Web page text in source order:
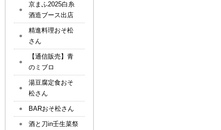
京まふ2025白糸
酒造ブース出店
精進料理おそ松
さん
【通信販売】青
のミブロ
湯豆腐定食おそ
松さん
BARおそ松さん
酒と刀in壬生菜祭